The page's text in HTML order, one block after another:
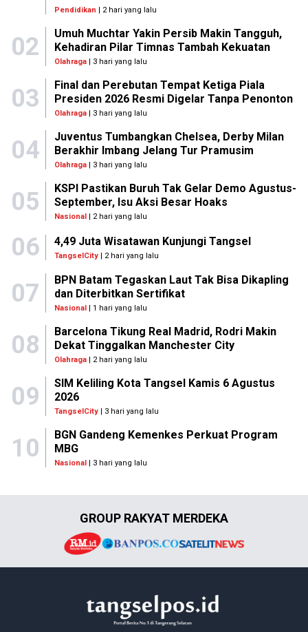
Pendidikan | 2 hari yang lalu
02
Umuh Muchtar Yakin Persib Makin Tangguh,
Kehadiran Pilar Timnas Tambah Kekuatan
Olahraga| 3 hari yang lalu
03
Final dan Perebutan Tempat Ketiga Piala
Presiden 2026 Resmi Digelar Tanpa Penonton
Olahraga| 3 hari yang lalu
04
Juventus Tumbangkan Chelsea, Derby Milan
Berakhir Imbang Jelang Tur Pramusim
Olahraga| 3 hari yang lalu
05
KSPI Pastikan Buruh Tak Gelar Demo Agustus-
September, Isu Aksi Besar Hoaks
Nasional| 2 hari yang lalu
06 4,49 Juta Wisatawan Kunjungi Tangsel
TangselCity | 2 hari yang lalu
07
BPN Batam Tegaskan Laut Tak Bisa Dikapling
dan Diterbitkan Sertifikat
Nasional| 1 hari yang lalu
08
Barcelona Tikung Real Madrid, Rodri Makin
Dekat Tinggalkan Manchester City
Olahraga| 2 hari yang lalu
09
SIM Keliling Kota Tangsel Kamis 6 Agustus
2026
TangselCity| 3 hari yang lalu
10
BGN Gandeng Kemenkes Perkuat Program
MBG
Nasional| 3 hari yang lalu
GROUP RAKYAT MERDEKA